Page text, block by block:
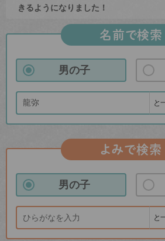
きるようになりました！
名前で検索
男の子
よみで検索
男の子